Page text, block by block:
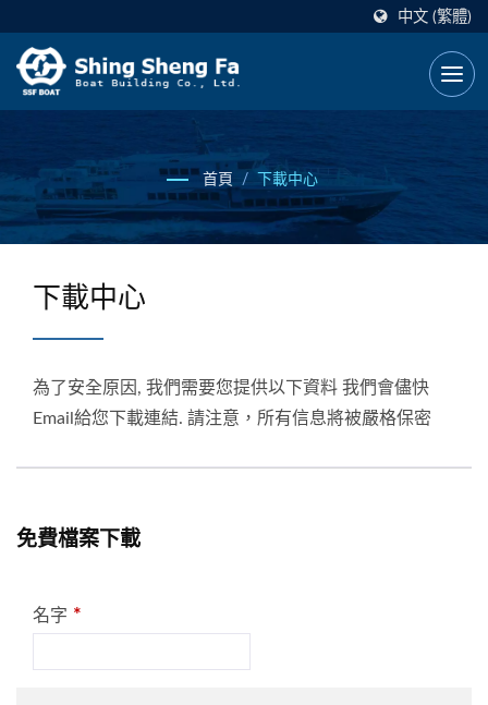
中文 (繁體)
首頁 / 下載中心
下載中心
為了安全原因, 我們需要您提供以下資料 我們會儘快
Email給您下載連結. 請注意，所有信息將被嚴格保密
免費檔案下載
名字 *